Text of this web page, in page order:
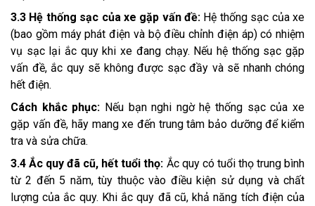
3.3 Hệ thống sạc của xe gặp vấn đề: Hệ thống sạc của xe
(bao gồm máy phát điện và bộ điều chỉnh điện áp) có nhiệm
vụ sạc lại ắc quy khi xe đang chạy. Nếu hệ thống sạc gặp
vấn đề, ắc quy sẽ không được sạc đầy và sẽ nhanh chóng
hết điện.
Cách khắc phục: Nếu bạn nghi ngờ hệ thống sạc của xe
gặp vấn đề, hãy mang xe đến trung tâm bảo dưỡng để kiểm
tra và sửa chữa.
3.4 Ắc quy đã cũ, hết tuổi thọ: Ắc quy có tuổi thọ trung bình
từ 2 đến 5 năm, tùy thuộc vào điều kiện sử dụng và chất
lượng của ắc quy. Khi ắc quy đã cũ, khả năng tích điện của